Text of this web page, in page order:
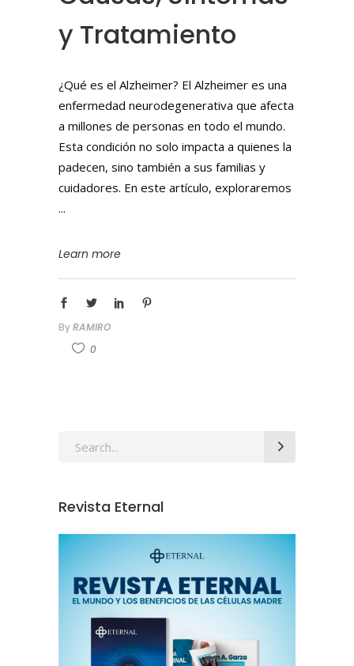
y Tratamiento
¿Qué es el Alzheimer? El Alzheimer es una
enfermedad neurodegenerativa que afecta
a millones de personas en todo el mundo.
Esta condición no solo impacta a quienes la
padecen, sino también a sus familias y
cuidadores. En este artículo, exploraremos
Learn more
ByRAMIRO
0
Revista Eternal